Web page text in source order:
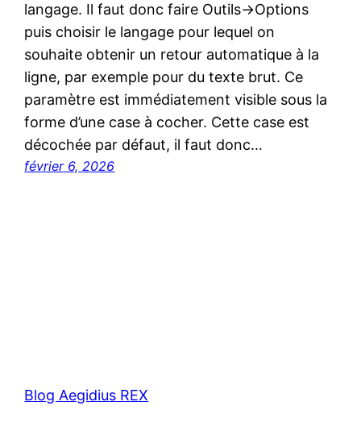
langage. Il faut donc faire Outils->Options
puis choisir le langage pour lequel on
souhaite obtenir un retour automatique à la
ligne, par exemple pour du texte brut. Ce
paramètre est immédiatement visible sous la
forme d’une case à cocher. Cette case est
décochée par défaut, il faut donc…
février 6, 2026
Blog Aegidius REX